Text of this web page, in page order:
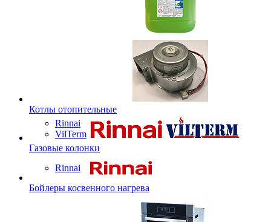
Котлы отопительные
Rinnai
VilTerm
Газовые колонки
Rinnai
Бойлеры косвенного нагрева